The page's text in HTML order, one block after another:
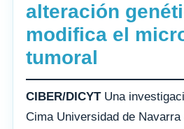
alteración
modifica el
tumoral
CIBER/DICYTUna
Cima Universidad de